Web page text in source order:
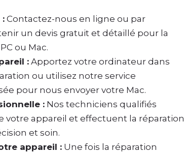
: Contactez-nous en ligne ou par
un devis gratuit et détaillé pour la
ou Mac.
:Apportez votre ordinateur dans
ou utilisez notre service
pour nous envoyer votre Mac.
: Nos techniciens qualifiés
votre appareil et effectuent la réparation
et soin.
appareil : Une fois la réparation